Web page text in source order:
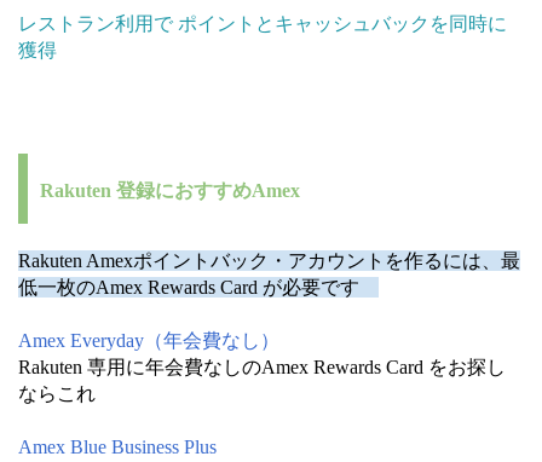
レストラン利用で ポイントとキャッシュバックを同時に
獲得
Rakuten 登録におすすめAmex
Rakuten Amexポイントバック・アカウントを作るには、最
低一枚のAmex Rewards Card が必要です
Amex Everyday（年会費なし）
Rakuten 専用に年会費なしのAmex Rewards Card をお探し
ならこれ
Amex Blue Business Plus